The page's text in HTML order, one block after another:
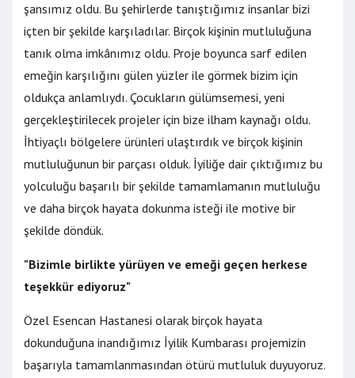
şansımız oldu. Bu şehirlerde tanıştığımız insanlar bizi
içten bir şekilde karşıladılar. Birçok kişinin mutluluğuna
tanık olma imkânımız oldu. Proje boyunca sarf edilen
emeğin karşılığını gülen yüzler ile görmek bizim için
oldukça anlamlıydı. Çocukların gülümsemesi, yeni
gerçekleştirilecek projeler için bize ilham kaynağı oldu.
İhtiyaçlı bölgelere ürünleri ulaştırdık ve birçok kişinin
mutluluğunun bir parçası olduk. İyiliğe dair çıktığımız bu
yolculuğu başarılı bir şekilde tamamlamanın mutluluğu
ve daha birçok hayata dokunma isteği ile motive bir
şekilde döndük.
"Bizimle birlikte yürüyen ve emeği geçen herkese
teşekkür ediyoruz"
Özel Esencan Hastanesi olarak birçok hayata
dokunduğuna inandığımız İyilik Kumbarası projemizin
başarıyla tamamlanmasından ötürü mutluluk duyuyoruz.